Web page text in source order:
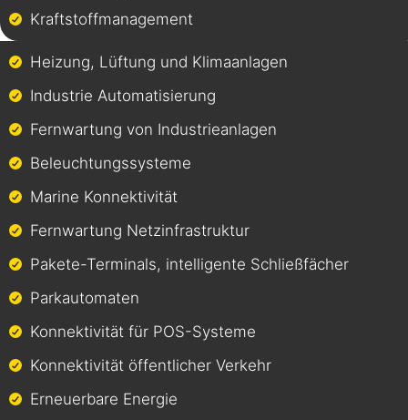
Kraftstoffmanagement
Heizung, Lüftung und Klimaanlagen
Industrie Automatisierung
Fernwartung von Industrieanlagen
Beleuchtungssysteme
Marine Konnektivität
Fernwartung Netzinfrastruktur
Pakete-Terminals, intelligente Schließfächer
Parkautomaten
Konnektivität für POS-Systeme
Konnektivität öffentlicher Verkehr
Erneuerbare Energie